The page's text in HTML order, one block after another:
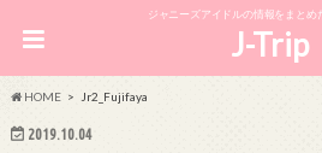
ジャニーズアイドルの情報をまとめ
J-Trip
HOME Jr2_Fujifaya
2019.10.04